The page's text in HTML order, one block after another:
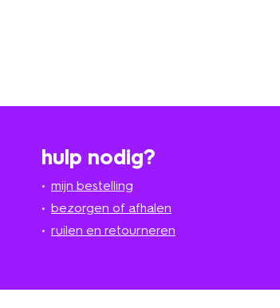
hulp nodig?
mijn bestelling
bezorgen of afhalen
ruilen en retourneren